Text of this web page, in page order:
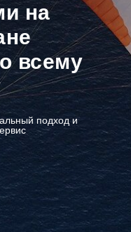
на
всему
подход и